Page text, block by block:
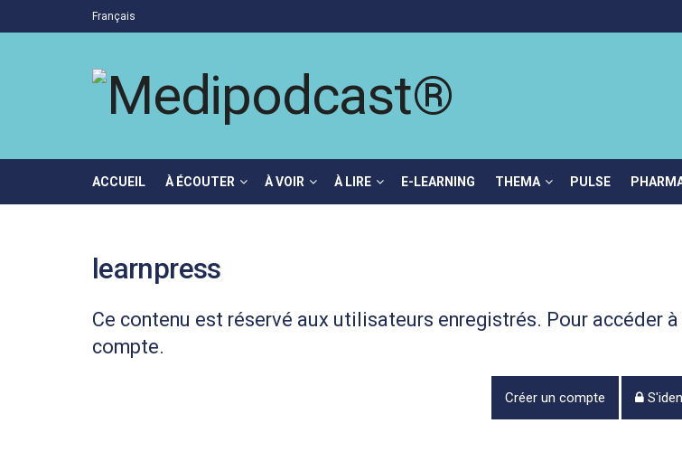
Français
ACCUEIL À ÉCOUTER À VOIR À LIRE E-LEARNING THEMA PULSE
learnpress
Ce contenu est réservé aux utilisateurs enregistrés. Pour accéder
compte.
Créer un compte